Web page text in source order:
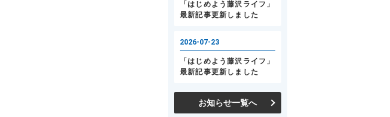
お知らせ一覧へ